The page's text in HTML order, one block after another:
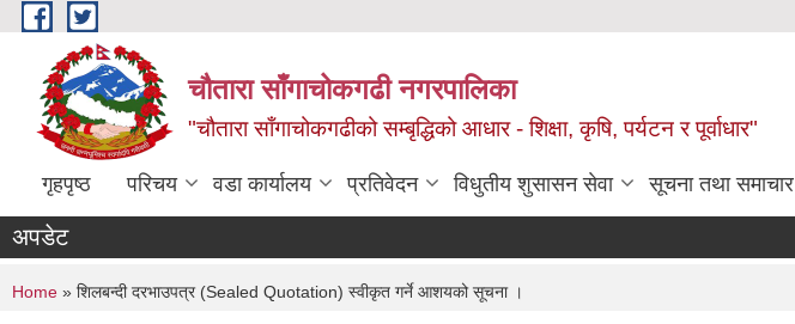
Skip to main content
चौतारा साँगाचोकगढी नगरपालिका
"चौतारा साँगाचोकगढीको सम्बृद्धिको आधार - शिक्षा, कृषि, पर्यटन र पूर्वाधार"
गृहपृष्ठ परिचय वडा कार्यालय प्रतिवेदन विधुतीय शुसासन सेवा सूचना तथा समाचार
अपडेट
You are here
Home » शिलबन्दी दरभाउपत्र (Sealed Quotation) स्वीकृत गर्ने आशयको सूचना ।